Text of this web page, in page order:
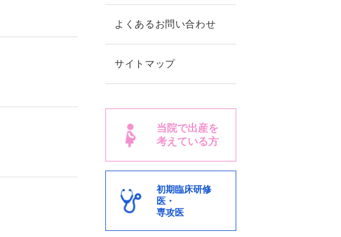
よくあるお問い合わせ
サイトマップ
当院で出産を
考えている方
初期臨床研修
医・
専攻医